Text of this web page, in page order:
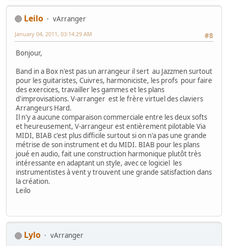
Leilo
vArranger
#8
January 04, 2011, 03:14:29 AM
Bonjour,
Band in a Box n'est pas un arrangeur il sert au Jazzmen surtout
pour les guitaristes, Cuivres, harmoniciste, les profs pour faire
des exercices, travailler les gammes et les plans
d'improvisations. V-arranger est le frère virtuel des claviers
Arrangeurs Hard.
Il n'y a aucune comparaison commerciale entre les deux softs
et heureusement, V-arrangeur est entièrement pilotable Via
MIDI, BIAB c'est plus difficile surtout si on n'a pas une grande
métrise de son instrument et du MIDI. BIAB pour les plans
joué en audio, fait une construction harmonique plutôt très
intéressante en adaptant un style, avec ce logiciel les
instrumentistes à vent y trouvent une grande satisfaction dans
la création.
Leilo
Lylo
vArranger